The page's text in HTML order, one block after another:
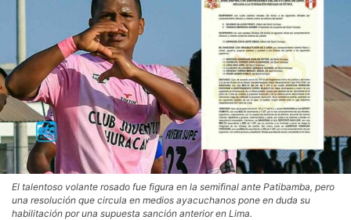
El talentoso volante rosado fue figura en la semifinal ante Patibamba, pero
una resolución que circula en medios ayacuchanos pone en duda su
habilitación por una supuesta sanción anterior en Lima.